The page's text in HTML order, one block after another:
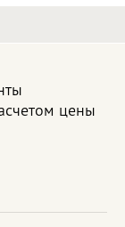
цены